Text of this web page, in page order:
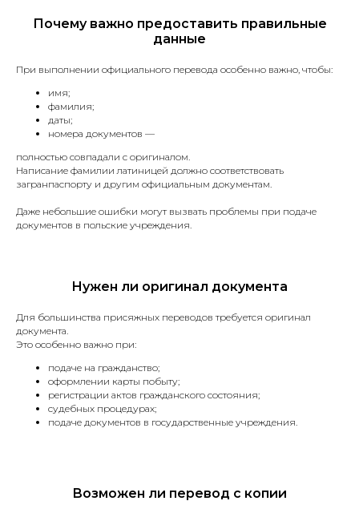
Почему важно предоставить правильные
данные
При выполнении официального перевода особенно важно, чтобы:
имя;
фамилия;
даты;
номера документов —
полностью совпадали с оригиналом.
Написание фамилии латиницей должно соответствовать
загранпаспорту и другим официальным документам.
Даже небольшие ошибки могут вызвать проблемы при подаче
документов в польские учреждения.
Нужен ли оригинал документа
Для большинства присяжных переводов требуется оригинал
документа.
Это особенно важно при:
подаче на гражданство;
оформлении карты побыту;
регистрации актов гражданского состояния;
судебных процедурах;
подаче документов в государственные учреждения.
Возможен ли перевод с копии
20 минут
Гарантия возврата
Оценка стоимости за 20 минут.
Гарантия возврата средств,
Делаем срочные переводы.
Бесплатная доставка по Польше.
Бесплатная доставка
Остались вопросы?
в ближайшее время.